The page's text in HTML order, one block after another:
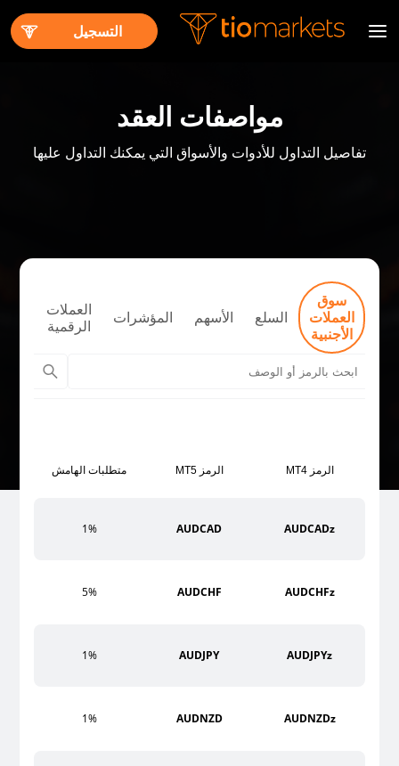
التسجيل
مواصفات العقد
تفاصيل التداول للأدوات والأسواق التي يمكنك التداول عليها
سوق
العملات
الأجنبية
السلع الأسهم المؤشرات
العملات
الرقمية
الرمز MT4 الرمز MT5 متطلبات الهامش
AUDCADz
AUDCAD
1%
AUDCHFz
AUDCHF
5%
AUDJPYz
AUDJPY
1%
AUDNZDz
AUDNZD
1%